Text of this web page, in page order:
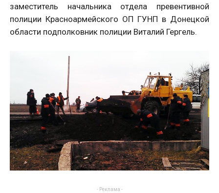
заместитель начальника отдела превентивной
полиции Красноармейского ОП ГУНП в Донецкой
области подполковник полиции Виталий Гергель.
- Реклама -